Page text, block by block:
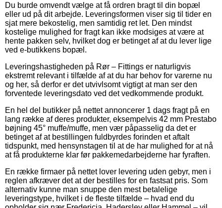
Du burde omvendt vælge at få ordren bragt til din bopæl
eller ud på dit arbejde. Leveringsformen viser sig til tider en
sjat mere bekostelig, men samtidig ret let. Den mindst
kostelige mulighed for fragt kan ikke modsiges at være at
hente pakken selv, hvilket dog er betinget af at du lever lige
ved e-butikkens bopæl.
Leveringshastigheden på Rør – Fittings er naturligvis
ekstremt relevant i tilfælde af at du har behov for varerne nu
og her, så derfor er det utvivlsomt vigtigt at man ser den
forventede leveringsdato ved det vedkommende produkt.
En hel del butikker på nettet annoncerer 1 dags fragt på en
lang række af deres produkter, eksempelvis 42 mm Prestabo
bøjning 45° muffe/muffe, men vær påpasselig da det er
betinget af at bestillingen fuldbyrdes forinden et aftalt
tidspunkt, med hensynstagen til at de har mulighed for at nå
at få produkterne klar før pakkemedarbejderne har fyraften.
En række firmaer på nettet lover levering uden gebyr, men i
reglen afkræver det at der bestilles for en fastsat pris. Som
alternativ kunne man snuppe den mest betalelige
leveringstype, hvilket i de fleste tilfælde – hvad end du